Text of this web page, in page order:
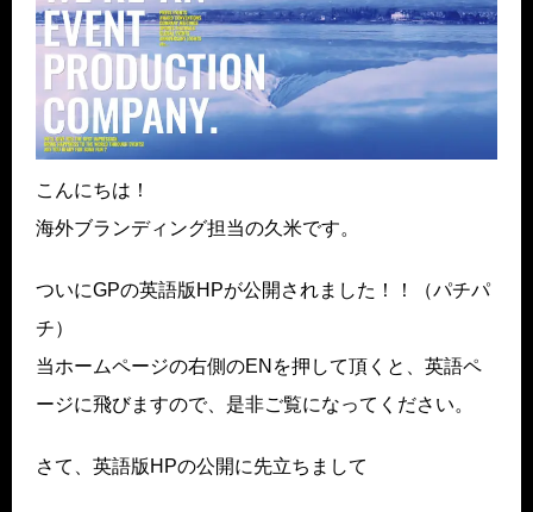
こんにちは！
海外ブランディング担当の久米です。
ついにGPの英語版HPが公開されました！！（パチパ
チ）
当ホームページの右側のENを押して頂くと、英語ペ
ージに飛びますので、是非ご覧になってください。
さて、英語版HPの公開に先立ちまして